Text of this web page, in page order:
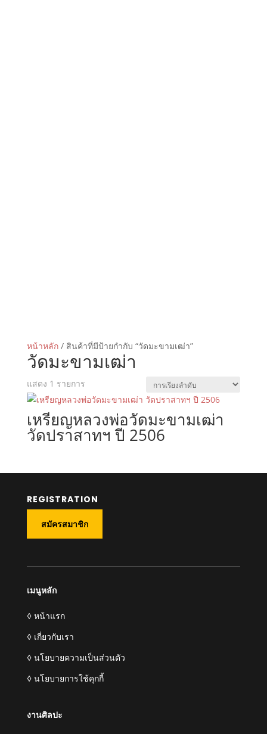
หน้าหลัก/ สินค้าที่มีป้ายกำกับ “วัดมะขามเฒ่า”
วัดมะขามเฒ่า
แสดง 1 รายการ
เหรียญหลวงพ่อวัดมะขามเฒ่า
วัดปราสาทฯ ปี 2506
REGISTRATION
สมัครสมาชิก
เมนูหลัก
◊ หน้าแรก
◊ เกี่ยวกับเรา
◊ นโยบายความเป็นส่วนตัว
◊ นโยบายการใช้คุกกี้
งานศิลปะ